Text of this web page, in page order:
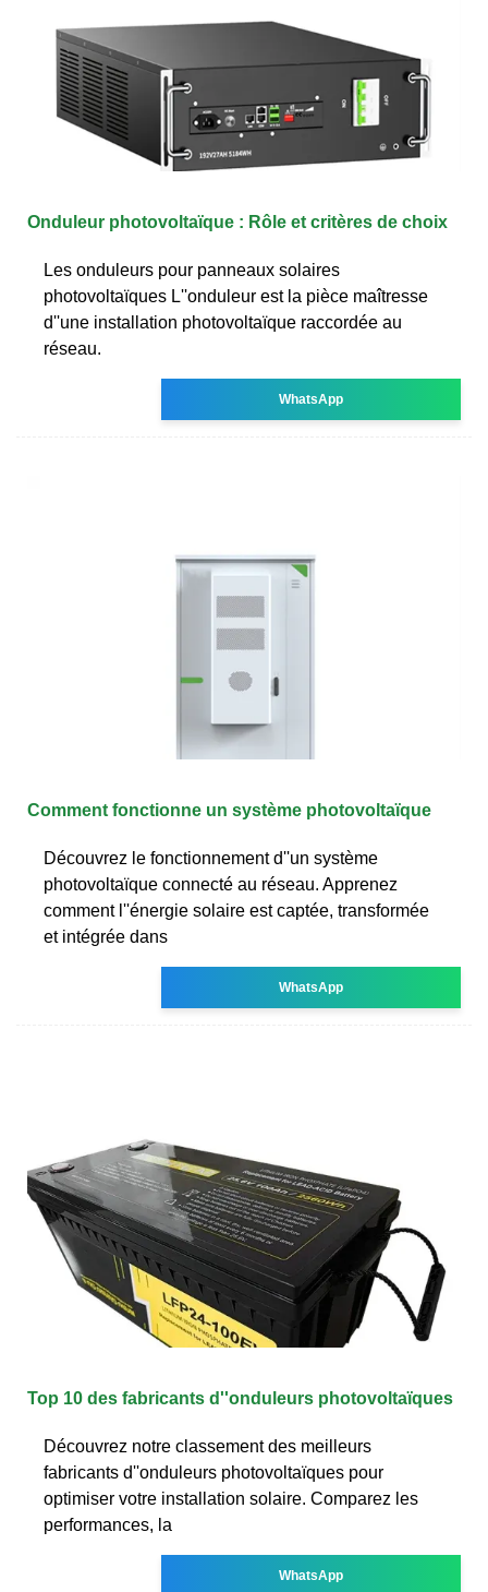
Onduleur photovoltaïque : Rôle et critères de choix
Les onduleurs pour panneaux solaires
photovoltaïques L''onduleur est la pièce maîtresse
d''une installation photovoltaïque raccordée au
réseau.
WhatsApp
Comment fonctionne un système photovoltaïque
Découvrez le fonctionnement d''un système
photovoltaïque connecté au réseau. Apprenez
comment l''énergie solaire est captée, transformée
et intégrée dans
WhatsApp
Top 10 des fabricants d''onduleurs photovoltaïques
Découvrez notre classement des meilleurs
fabricants d''onduleurs photovoltaïques pour
optimiser votre installation solaire. Comparez les
performances, la
WhatsApp